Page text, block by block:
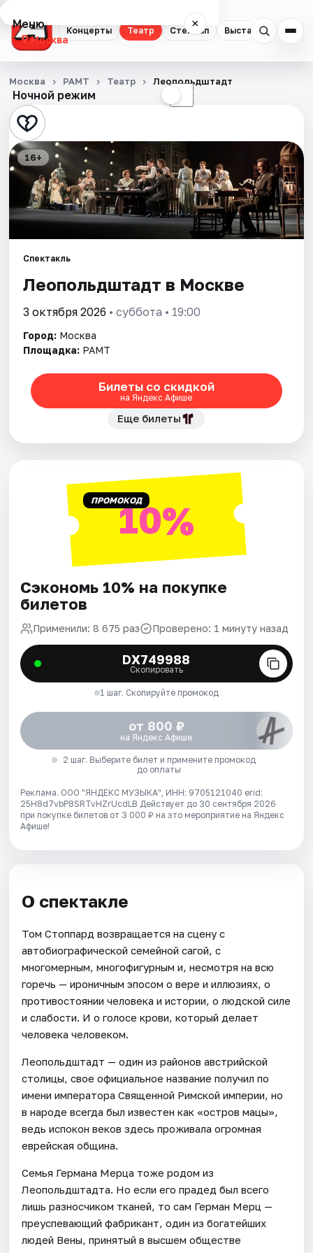
Концерты Театр Стендап Выставки
Меню ×
Москва
Концерты
Театр
Стендап
Выставки
Квесты
Экскурсии
Города
Площадки
Рейтинги
Ночной режим ☾
Москва РАМТ Театр Леопольдштадт
16+
Спектакль
Леопольдштадт в Москве
3 октября 2026 • суббота • 19:00
Город: Москва
Площадка: РАМТ
Билеты со скидкой
на Яндекс Афише
Еще билеты
ПРОМОКОД10%
Сэкономь 10% на покупке
билетов
Применили: 8 675 раз Проверено: 1 минуту назад
DX749988
Скопировать
1 шаг. Скопируйте промокод
от 800 ₽
на Яндекс Афише
2 шаг. Выберите билет и примените промокод
до оплаты
Реклама. ООО "ЯНДЕКС МУЗЫКА", ИНН: 9705121040 erid:
25H8d7vbP8SRTvHZrUcdLB Действует до 30 сентября 2026
при покупке билетов от 3 000 ₽ на это мероприятие на Яндекс
Афише!
О спектакле
Том Стоппард возвращается на сцену с
автобиографической семейной сагой, с
многомерным, многофигурным и, несмотря на всю
горечь — ироничным эпосом о вере и иллюзиях, о
противостоянии человека и истории, о людской силе
и слабости. И о голосе крови, который делает
человека человеком.
Леопольдштадт — один из районов австрийской
столицы, свое официальное название получил по
имени императора Священной Римской империи, но
в народе всегда был известен как «остров мацы»,
ведь испокон веков здесь проживала огромная
еврейская община.
Семья Германа Мерца тоже родом из
Леопольдштадта. Но если его прадед был всего
лишь разносчиком тканей, то сам Герман Мерц —
преуспевающий фабрикант, один из богатейших
людей Вены, принятый в высшем обществе